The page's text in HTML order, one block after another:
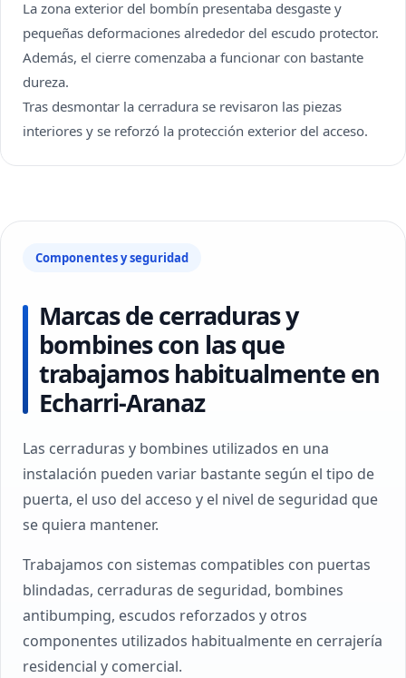
La zona exterior del bombín presentaba desgaste y
pequeñas deformaciones alrededor del escudo protector.
Además, el cierre comenzaba a funcionar con bastante
dureza.
Tras desmontar la cerradura se revisaron las piezas
interiores y se reforzó la protección exterior del acceso.
Componentes y seguridad
Marcas de cerraduras y
bombines con las que
trabajamos habitualmente en
Echarri-Aranaz
Las cerraduras y bombines utilizados en una
instalación pueden variar bastante según el tipo de
puerta, el uso del acceso y el nivel de seguridad que
se quiera mantener.
Trabajamos con sistemas compatibles con puertas
blindadas, cerraduras de seguridad, bombines
antibumping, escudos reforzados y otros
componentes utilizados habitualmente en cerrajería
residencial y comercial.